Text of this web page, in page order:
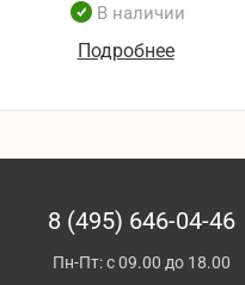
В наличии
Подробнее
8 (495) 646-04-46
Пн-Пт: с 09.00 до 18.00